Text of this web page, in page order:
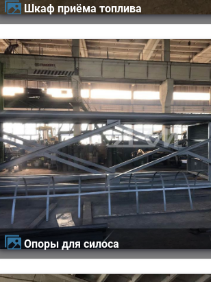
Шкаф приёма топлива
Опоры для силоса